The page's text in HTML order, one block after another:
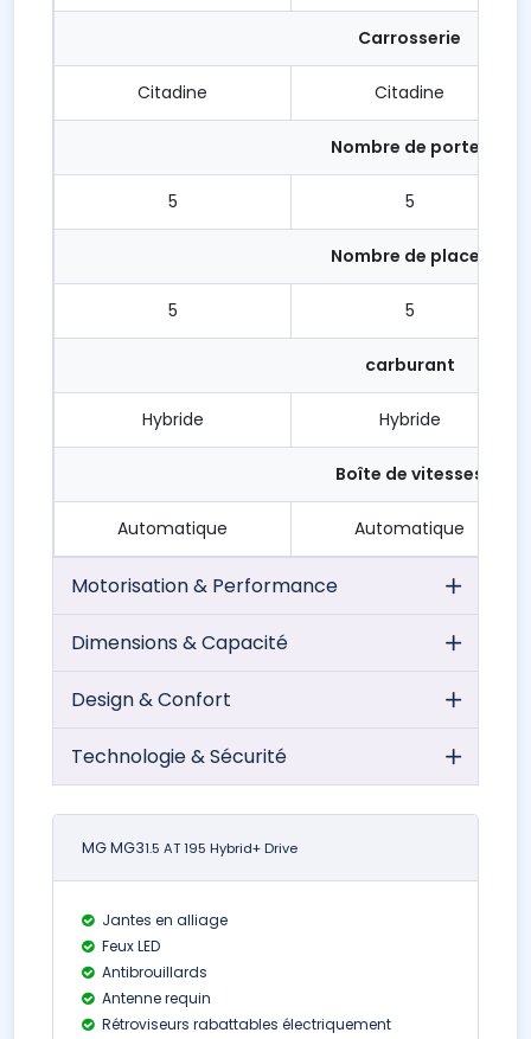
Carrosserie
Citadine Citadine
Nombre de portes
5 5
Nombre de places
5 5
carburant
Hybride Hybride
Boîte de vitesses
Automatique Automatique
Motorisation & Performance
Dimensions & Capacité
Design & Confort
Technologie & Sécurité
MG MG31.5 AT 195 Hybrid+ Drive
Jantes en alliage
Feux LED
Antibrouillards
Antenne requin
Rétroviseurs rabattables électriquement